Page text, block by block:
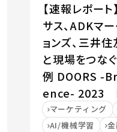
【速報レポー
サス、ADKマ
ョンズ、三井
と現場をつな
例 DOORS -
ence- 2023
マーケティング
AI/機械学習